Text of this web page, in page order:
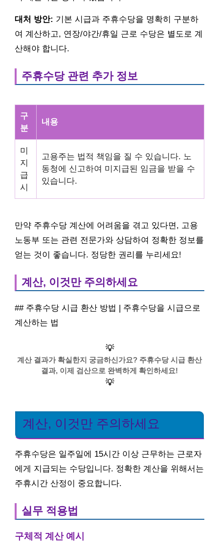
대처 방안: 기본 시급과 주휴수당을 명확히 구분하
여 계산하고, 연장/야간/휴일 근로 수당은 별도로 계
산해야 합니다.
주휴수당 관련 추가 정보
구
분
내용
미
지
급
시
고용주는 법적 책임을 질 수 있습니다. 노
동청에 신고하여 미지급된 임금을 받을 수
있습니다.
만약 주휴수당 계산에 어려움을 겪고 있다면, 고용
노동부 또는 관련 전문가와 상담하여 정확한 정보를
얻는 것이 좋습니다. 정당한 권리를 누리세요!
계산, 이것만 주의하세요
## 주휴수당 시급 환산 방법 | 주휴수당을 시급으로
계산하는 법
💡
계산 결과가 확실한지 궁금하신가요? 주휴수당 시급 환산
결과, 이제 검산으로 완벽하게 확인하세요!
💡
계산, 이것만 주의하세요
주휴수당은 일주일에 15시간 이상 근무하는 근로자
에게 지급되는 수당입니다. 정확한 계산을 위해서는
주휴시간 산정이 중요합니다.
실무 적용법
구체적 계산 예시